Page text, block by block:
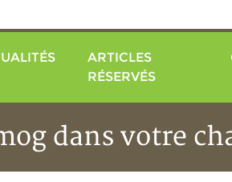
ARTICLES
RÉSERVÉS
dans votre